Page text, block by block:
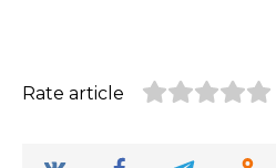
Rate article